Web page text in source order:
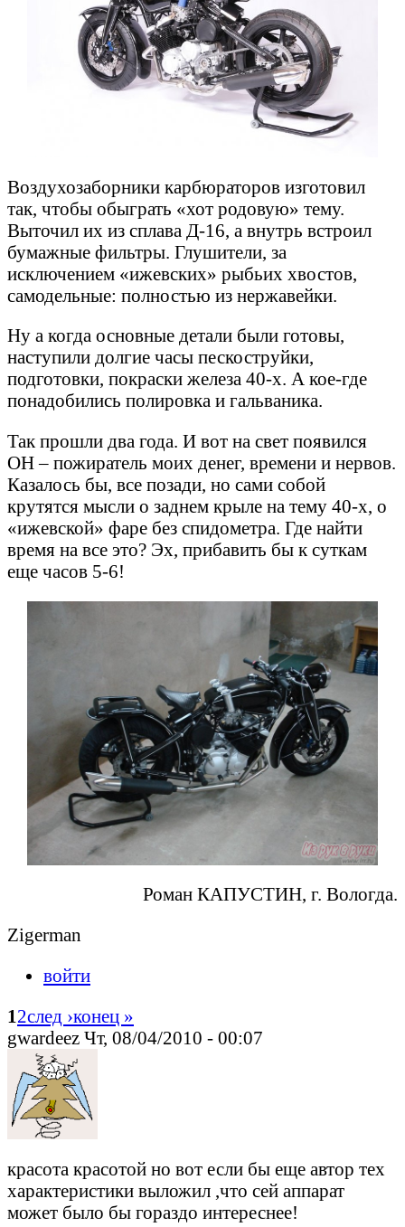
Воздухозаборники карбюраторов изготовил
так, чтобы обыграть «хот родовую» тему.
Выточил их из сплава Д-16, а внутрь встроил
бумажные фильтры. Глушители, за
исключением «ижевских» рыбьих хвостов,
самодельные: полностью из нержавейки.
Ну а когда основные детали были готовы,
наступили долгие часы пескоструйки,
подготовки, покраски железа 40-х. А кое-где
понадобились полировка и гальваника.
Так прошли два года. И вот на свет появился
ОН – пожиратель моих денег, времени и нервов.
Казалось бы, все позади, но сами собой
крутятся мысли о заднем крыле на тему 40-х, о
«ижевской» фаре без спидометра. Где найти
время на все это? Эх, прибавить бы к суткам
еще часов 5-6!
Роман КАПУСТИН, г. Вологда.
Zigerman
войти
12след ›конец »
gwardeez Чт, 08/04/2010 - 00:07
красота красотой но вот если бы еще автор тех
характеристики выложил ,что сей аппарат
может было бы гораздо интереснее!